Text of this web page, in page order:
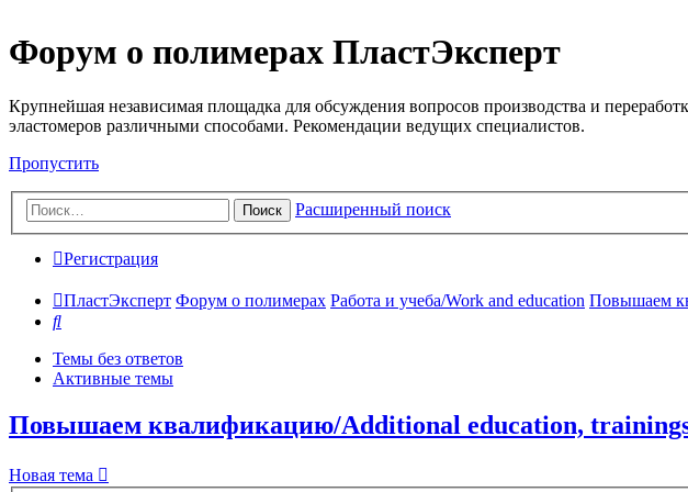
Форум о полимерах ПластЭксперт
Крупнейшая независимая площадка для обсуждения вопросов производства и
эластомеров различными способами. Рекомендации ведущих специалистов.
Пропустить
Поиск Расширенный поиск
Регистрация
ПластЭксперт Форум о полимерах Работа и учеба/Work and education Повышаем
Поиск
Темы без ответов
Активные темы
Повышаем квалификацию/Additional education,
Новая тема